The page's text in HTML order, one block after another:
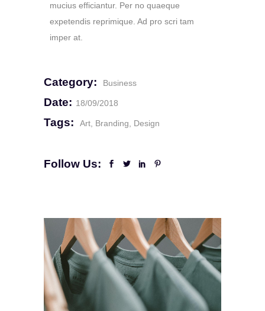
mucius efficiantur. Per no quaeque
expetendis reprimique. Ad pro scri tam
imper at.
Category: Business
Date: 18/09/2018
Tags: Art Branding Design
Follow Us: